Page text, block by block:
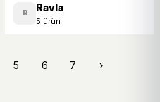
R Ravla
5 ürün
5 6 7 ›